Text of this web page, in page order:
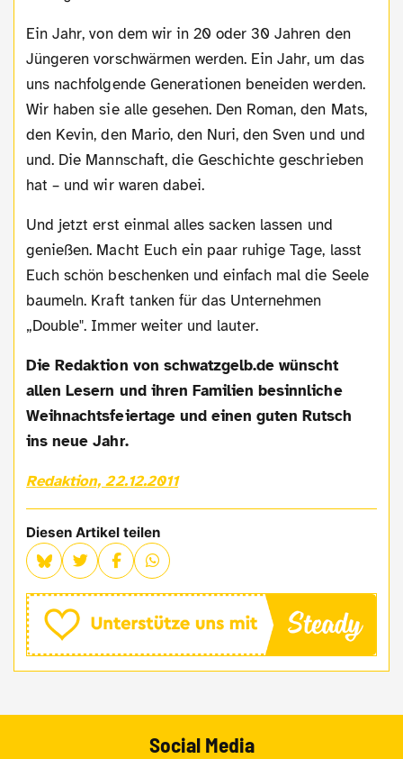
Ein Jahr, von dem wir in 20 oder 30 Jahren den
Jüngeren vorschwärmen werden. Ein Jahr, um das
uns nachfolgende Generationen beneiden werden.
Wir haben sie alle gesehen. Den Roman, den Mats,
den Kevin, den Mario, den Nuri, den Sven und und
und. Die Mannschaft, die Geschichte geschrieben
hat – und wir waren dabei.
Und jetzt erst einmal alles sacken lassen und
genießen. Macht Euch ein paar ruhige Tage, lasst
Euch schön beschenken und einfach mal die Seele
baumeln. Kraft tanken für das Unternehmen
„Double". Immer weiter und lauter.
Die Redaktion von schwatzgelb.de wünscht
allen Lesern und ihren Familien besinnliche
Weihnachtsfeiertage und einen guten Rutsch
ins neue Jahr.
Redaktion, 22.12.2011
Diesen Artikel teilen
Social Media